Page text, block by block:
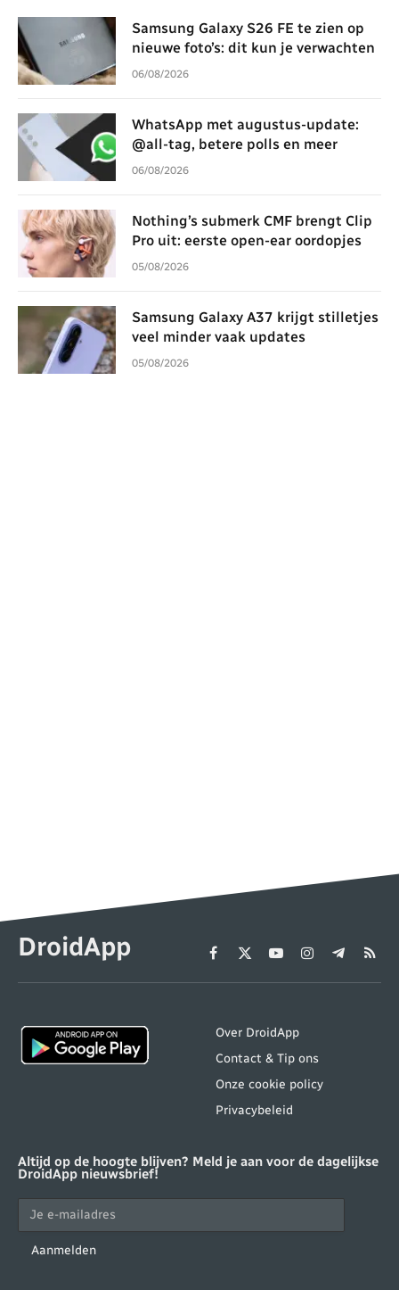
Samsung Galaxy S26 FE te zien op
nieuwe foto’s: dit kun je verwachten
06/08/2026
WhatsApp met augustus-update:
@all-tag, betere polls en meer
06/08/2026
Nothing’s submerk CMF brengt Clip
Pro uit: eerste open-ear oordopjes
05/08/2026
Samsung Galaxy A37 krijgt stilletjes
veel minder vaak updates
05/08/2026
DroidApp Facebook
X
(Twitter)
YouTubeInstagram
Telegram
RSS
Over DroidApp
Contact & Tip ons
Onze cookie policy
Privacybeleid
Altijd op de hoogte blijven? Meld je aan voor de dagelijkse
DroidApp nieuwsbrief!
Aanmelden